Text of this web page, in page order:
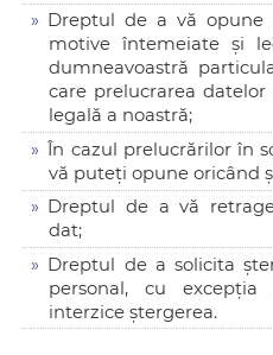
Dreptul de a vă opune
motive întemeiate și
dumneavoastră
care prelucrarea
legală a noastră;
În cazul prelucrărilor în
vă puteți opune oricând
Dreptul de a vă
dat;
Dreptul de a solicita
personal, cu
interzice ștergerea.